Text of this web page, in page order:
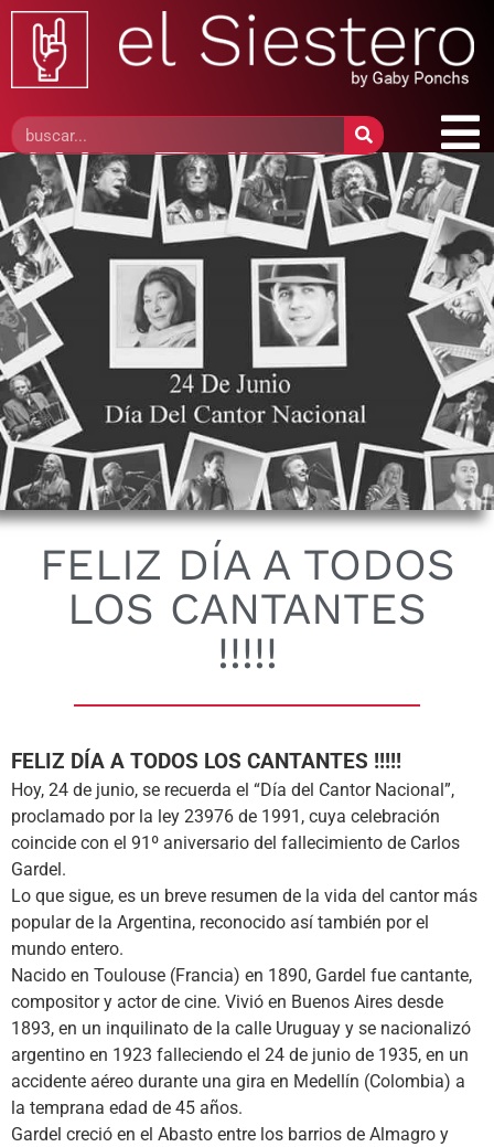
FELIZ DÍA A TODOS
LOS CANTANTES
!!!!!
FELIZ DÍA A TODOS LOS CANTANTES !!!!!
Hoy, 24 de junio, se recuerda el “Día del Cantor Nacional”,
proclamado por la ley 23976 de 1991, cuya celebración
coincide con el 91º aniversario del fallecimiento de Carlos
Gardel.
Lo que sigue, es un breve resumen de la vida del cantor más
popular de la Argentina, reconocido así también por el
mundo entero.
Nacido en Toulouse (Francia) en 1890, Gardel fue cantante,
compositor y actor de cine. Vivió en Buenos Aires desde
1893, en un inquilinato de la calle Uruguay y se nacionalizó
argentino en 1923 falleciendo el 24 de junio de 1935, en un
accidente aéreo durante una gira en Medellín (Colombia) a
la temprana edad de 45 años.
Gardel creció en el Abasto entre los barrios de Almagro y